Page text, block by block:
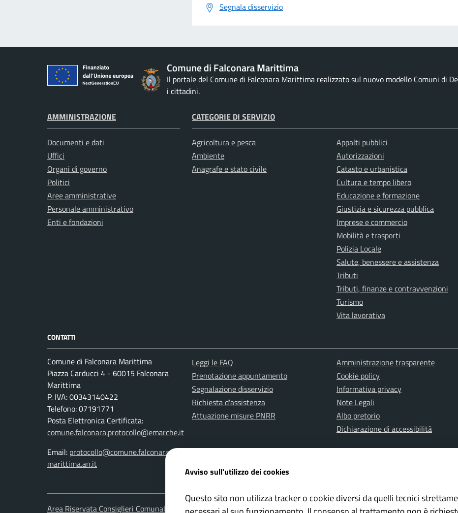
Segnala disservizio
Comune di Falconara Marittima
Il portale del Comune di Falconara Marittima realizzato sul nuovo modello Comuni di
i cittadini.
AMMINISTRAZIONE
Documenti e dati
Uffici
Organi di governo
Politici
Aree amministrative
Personale amministrativo
Enti e fondazioni
CATEGORIE DI SERVIZIO
Agricoltura e pesca
Ambiente
Anagrafe e stato civile
Appalti pubblici
Autorizzazioni
Catasto e urbanistica
Cultura e tempo libero
Educazione e formazione
Giustizia e sicurezza pubblica
Imprese e commercio
Mobilità e trasporti
Polizia Locale
Salute, benessere e assistenza
Tributi
Tributi, finanze e contravvenzioni
Turismo
Vita lavorativa
CONTATTI
Comune di Falconara Marittima
Piazza Carducci 4 - 60015 Falconara
Marittima
P. IVA: 00343140422
Telefono: 07191771
Posta Elettronica Certificata:
comune.falconara.protocollo@emarche.it
Email: protocollo@comune.falconara-
marittima.an.it
Leggi le FAQ
Prenotazione appuntamento
Segnalazione disservizio
Richiesta d'assistenza
Attuazione misure PNRR
Amministrazione trasparente
Cookie policy
Informativa privacy
Note Legali
Albo pretorio
Dichiarazione di accessibilità
Area Riservata Consiglieri Comunali Area Riservata Polizia Locale Whistleblowing – Segnalazioni
Avviso sull'utilizzo dei cookies
Questo sito non utilizza tracker o cookie diversi da quelli tecnici